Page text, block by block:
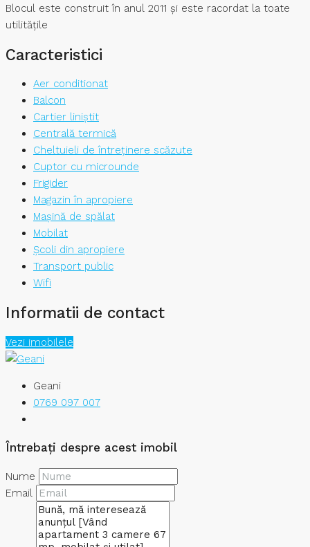
Blocul este construit în anul 2011 și este racordat la toate
utilitățile
Caracteristici
Aer conditionat
Balcon
Cartier liniștit
Centrală termică
Cheltuieli de întreținere scăzute
Cuptor cu microunde
Frigider
Magazin în apropiere
Mașină de spălat
Mobilat
Școli din apropiere
Transport public
Wifi
Informatii de contact
Vezi imobilele
Geani
0769 097 007
Întrebați despre acest imobil
Nume
Email